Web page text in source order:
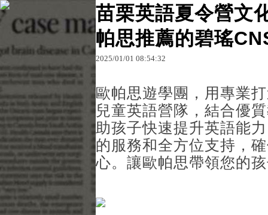
原文網址：http://blog.udn.com/4jwu8ffg84636/
苗栗英語夏令營文
帕思推薦的碧瑤
2025/01/01 08:54:32
歐帕思遊學團，用專業
兒童英語營隊，結合優
助孩子快速提升英語能
的服務和全方位支持，
心。讓歐帕思帶領您的